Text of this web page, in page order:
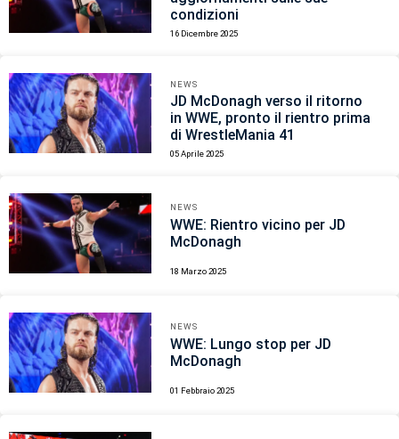
condizioni
16 Dicembre 2025
NEWS
JD McDonagh verso il ritorno
in WWE, pronto il rientro prima
di WrestleMania 41
05 Aprile 2025
NEWS
WWE: Rientro vicino per JD
McDonagh
18 Marzo 2025
NEWS
WWE: Lungo stop per JD
McDonagh
01 Febbraio 2025